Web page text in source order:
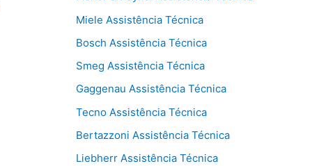
Miele Assistência Técnica
Bosch Assistência Técnica
Smeg Assistência Técnica
Gaggenau Assistência Técnica
Tecno Assistência Técnica
Bertazzoni Assistência Técnica
Liebherr Assistência Técnica